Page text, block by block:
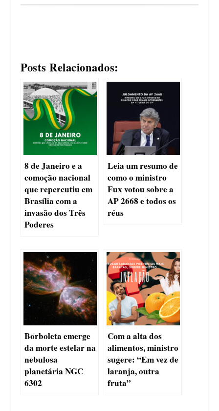
Posts Relacionados:
8 de Janeiro e a
comoção nacional
que repercutiu em
Brasília com a
invasão dos Três
Poderes
Leia um resumo de
como o ministro
Fux votou sobre a
AP 2668 e todos os
réus
Borboleta emerge
da morte estelar na
nebulosa
planetária NGC
6302
Com a alta dos
alimentos, ministro
sugere: “Em vez de
laranja, outra
fruta”